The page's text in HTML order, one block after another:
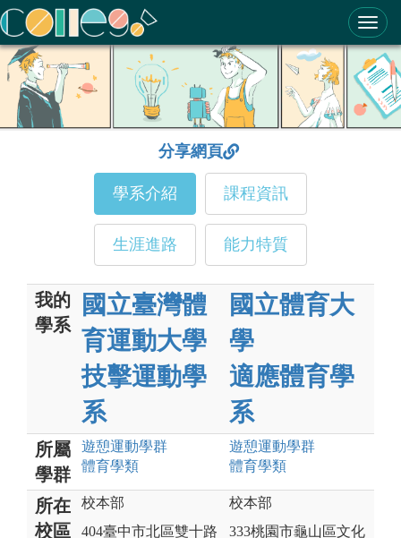
ColleGo! 大學選才與高中育才輔助系統
分享網頁
學系介紹 課程資訊
生涯進路 能力特質
我的
學系
國立臺灣體
育運動大學
技擊運動學
系
國立體育大
學
適應體育學
系
所屬
學群
遊憩運動學群
體育學類
遊憩運動學群
體育學類
所在
校區
校本部
404臺中市北區雙十路
校本部
333桃園市龜山區文化